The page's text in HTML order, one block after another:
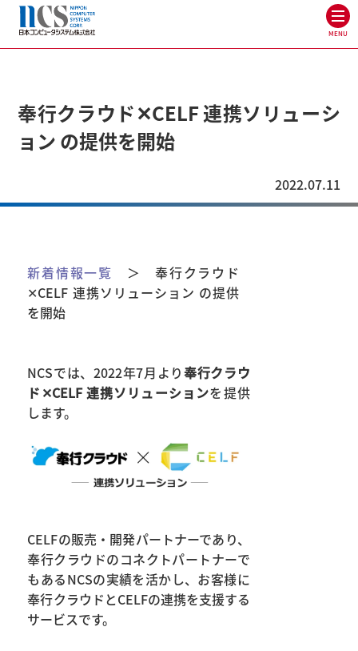
MENU
奉行クラウド✕CELF 連携ソリューシ
ョン の提供を開始
2022.07.11
新着情報一覧 ＞ 奉行クラウド
✕CELF 連携ソリューション の提供
を開始
NCSでは、2022年7月より奉行クラウ
ド ✕CELF連携ソリューションを提供
します。
CELFの販売・開発パートナーであり、
奉行クラウドのコネクトパートナーで
もあるNCSの実績を活かし、お客様に
奉行クラウドとCELFの連携を支援する
サービスです。